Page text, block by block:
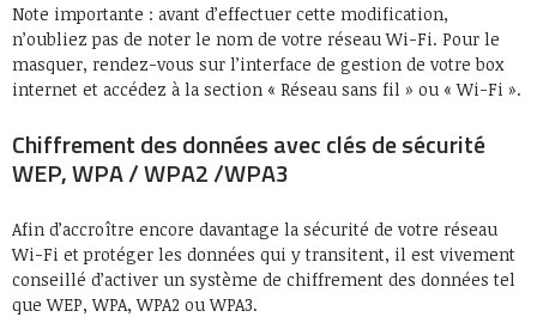
Note importante : avant d’effectuer cette modification,
n’oubliez pas de noter le nom de votre réseau Wi-Fi. Pour le
masquer, rendez-vous sur l’interface de gestion de votre box
internet et accédez à la section « Réseau sans fil » ou « Wi-Fi ».
Chiffrement des données avec clés de sécurité
WEP, WPA / WPA2 /WPA3
Afin d’accroître encore davantage la sécurité de votre réseau
Wi-Fi et protéger les données qui y transitent, il est vivement
conseillé d’activer un système de chiffrement des données tel
que WEP, WPA, WPA2 ou WPA3.